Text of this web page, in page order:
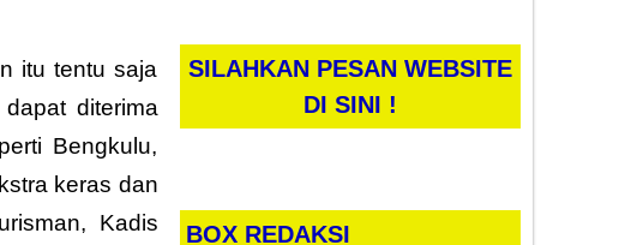
itu tentu saja
diterima
Bengkulu,
keras dan
Kadis
SILAHKAN PESAN WEBSITE
DI SINI !
BOX REDAKSI